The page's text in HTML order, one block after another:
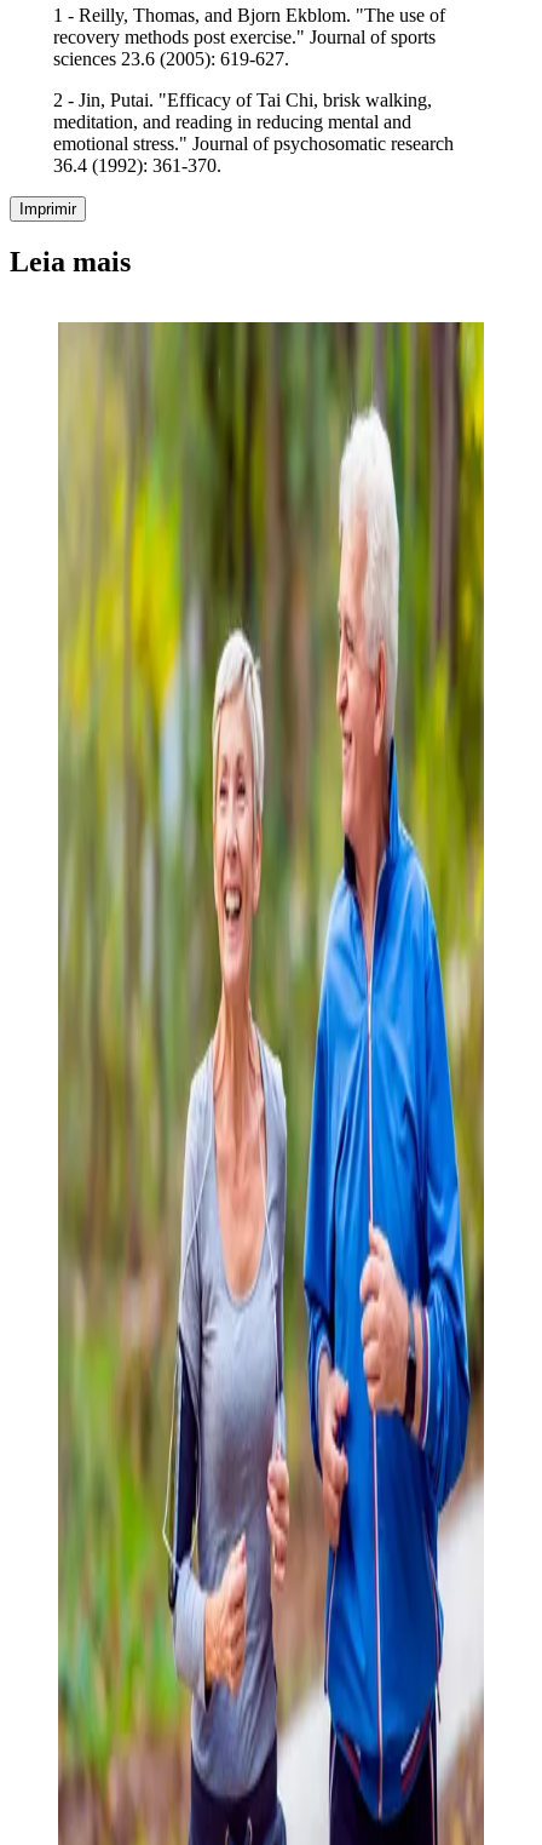
1 - Reilly, Thomas, and Bjorn Ekblom. "The use of
recovery methods post exercise." Journal of sports
sciences 23.6 (2005): 619-627.
2 - Jin, Putai. "Efficacy of Tai Chi, brisk walking,
meditation, and reading in reducing mental and
emotional stress." Journal of psychosomatic research
36.4 (1992): 361-370.
Imprimir
Leia mais